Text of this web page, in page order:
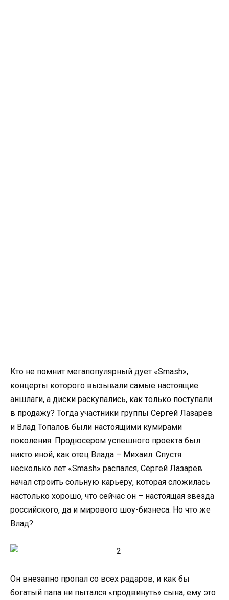
Кто не помнит мегапопулярный дует «Smash»,
концерты которого вызывали самые настоящие
аншлаги, а диски раскупались, как только поступали
в продажу? Тогда участники группы Сергей Лазарев
и Влад Топалов были настоящими кумирами
поколения. Продюсером успешного проекта был
никто иной, как отец Влада – Михаил. Спустя
несколько лет «Smash» распался, Сергей Лазарев
начал строить сольную карьеру, которая сложилась
настолько хорошо, что сейчас он – настоящая звезда
российского, да и мирового шоу-бизнеса. Но что же
Влад?
Он внезапно пропал со всех радаров, и как бы
богатый папа ни пытался «продвинуть» сына, ему это